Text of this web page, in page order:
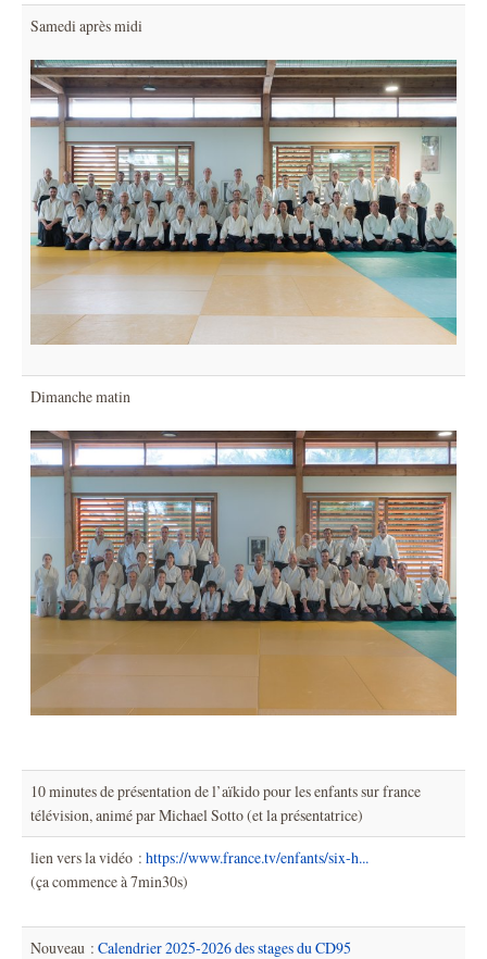
Samedi après midi
Dimanche matin
10 minutes de présentation de l’aïkido pour les enfants sur france
télévision, animé par Michael Sotto (et la présentatrice)
lien vers la vidéo : https://www.france.tv/enfants/six-h...
(ça commence à 7min30s)
Nouveau : Calendrier 2025-2026 des stages du CD95